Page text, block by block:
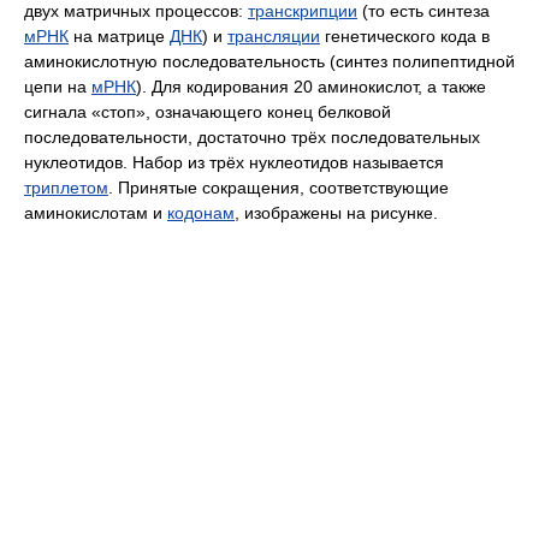
двух матричных процессов: транскрипции (то есть синтеза
мРНК на матрице ДНК) и трансляции генетического кода в
аминокислотную последовательность (синтез полипептидной
цепи на мРНК). Для кодирования 20 аминокислот, а также
сигнала «стоп», означающего конец белковой
последовательности, достаточно трёх последовательных
нуклеотидов. Набор из трёх нуклеотидов называется
триплетом. Принятые сокращения, соответствующие
аминокислотам и кодонам, изображены на рисунке.